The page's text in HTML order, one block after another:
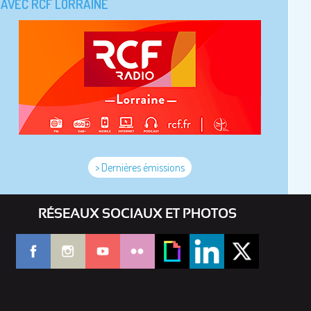
AVEC RCF LORRAINE
> Dernières émissions
RÉSEAUX SOCIAUX ET PHOTOS